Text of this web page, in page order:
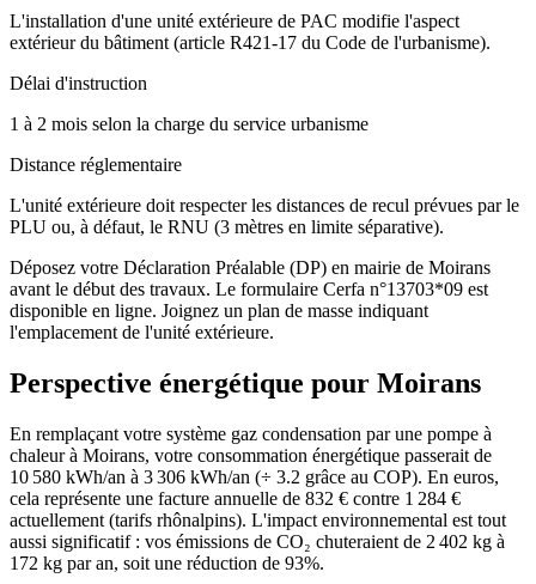
L'installation d'une unité extérieure de PAC modifie l'aspect
extérieur du bâtiment (article R421-17 du Code de l'urbanisme).
Délai d'instruction
1 à 2 mois selon la charge du service urbanisme
Distance réglementaire
L'unité extérieure doit respecter les distances de recul prévues par le
PLU ou, à défaut, le RNU (3 mètres en limite séparative).
Déposez votre Déclaration Préalable (DP) en mairie de Moirans
avant le début des travaux. Le formulaire Cerfa n°13703*09 est
disponible en ligne. Joignez un plan de masse indiquant
l'emplacement de l'unité extérieure.
Perspective énergétique pour Moirans
En remplaçant votre système gaz condensation par une pompe à
chaleur à Moirans, votre consommation énergétique passerait de
10 580 kWh/an à 3 306 kWh/an (÷ 3.2 grâce au COP). En euros,
cela représente une facture annuelle de 832 € contre 1 284 €
actuellement (tarifs rhônalpins). L'impact environnemental est tout
aussi significatif : vos émissions de CO₂ chuteraient de 2 402 kg à
172 kg par an, soit une réduction de 93%.